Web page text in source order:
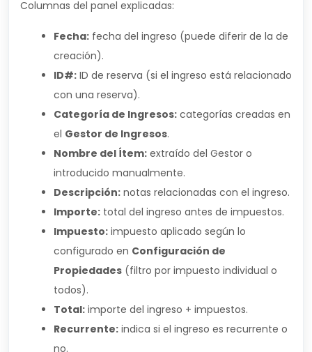
Columnas del panel explicadas:
Fecha: fecha del ingreso (puede diferir de la de
creación).
ID#: ID de reserva (si el ingreso está relacionado
con una reserva).
Categoría de Ingresos: categorías creadas en
el Gestor de Ingresos.
Nombre del Ítem: extraído del Gestor o
introducido manualmente.
Descripción: notas relacionadas con el ingreso.
Importe: total del ingreso antes de impuestos.
Impuesto: impuesto aplicado según lo
configurado en Configuración de
Propiedades (filtro por impuesto individual o
todos).
Total: importe del ingreso + impuestos.
Recurrente: indica si el ingreso es recurrente o
no.